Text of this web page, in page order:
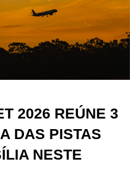
2026 REÚNE 3
DAS PISTAS
NESTE